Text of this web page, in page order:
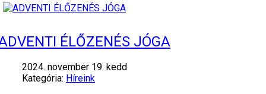
ÉLŐZENÉS JÓGA
2024. november 19. kedd
Kategória: Híreink